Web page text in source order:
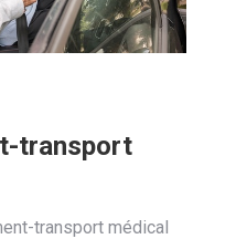
transport
transport médical